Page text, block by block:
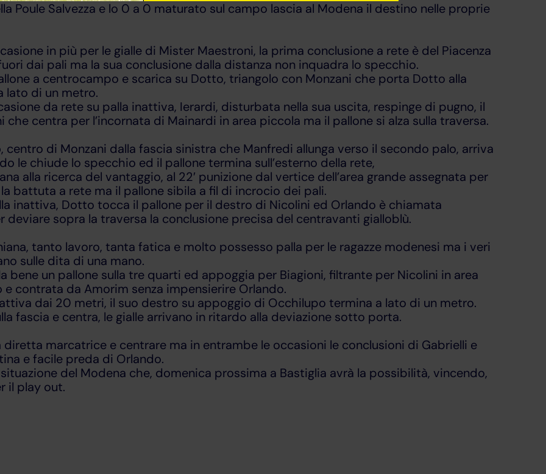
Poule Salvezza e lo 0 a 0 maturato sul campo lascia al Modena il destino nelle proprie
in più per le gialle di Mister Maestroni, la prima conclusione a rete è del Piacenza
dai pali ma la sua conclusione dalla distanza non inquadra lo specchio.
a centrocampo e scarica su Dotto, triangolo con Monzani che porta Dotto alla
lato di un metro.
da rete su palla inattiva, Ierardi, disturbata nella sua uscita, respinge di pugno, il
centra per l’incornata di Mainardi in area piccola ma il pallone si alza sulla traversa.
centro di Monzani dalla fascia sinistra che Manfredi allunga verso il secondo palo, arriva
le chiude lo specchio ed il pallone termina sull’esterno della rete,
alla ricerca del vantaggio, al 22′ punizione dal vertice dell’area grande assegnata per
battuta a rete ma il pallone sibila a fil di incrocio dei pali.
inattiva, Dotto tocca il pallone per il destro di Nicolini ed Orlando è chiamata
deviare sopra la traversa la conclusione precisa del centravanti gialloblù.
tanto lavoro, tanta fatica e molto possesso palla per le ragazze modenesi ma i veri
sulle dita di una mano.
bene un pallone sulla tre quarti ed appoggia per Biagioni, filtrante per Nicolini in area
contrata da Amorim senza impensierire Orlando.
dai 20 metri, il suo destro su appoggio di Occhilupo termina a lato di un metro.
fascia e centra, le gialle arrivano in ritardo alla deviazione sotto porta.
diretta marcatrice e centrare ma in entrambe le occasioni le conclusioni di Gabrielli e
e facile preda di Orlando.
del Modena che, domenica prossima a Bastiglia avrà la possibilità, vincendo,
il play out.